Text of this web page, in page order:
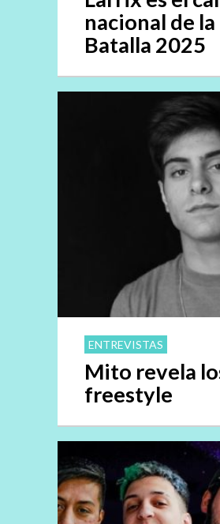
nacional de
Batalla 2025
ENTREVISTAS
Mito revela
freestyle